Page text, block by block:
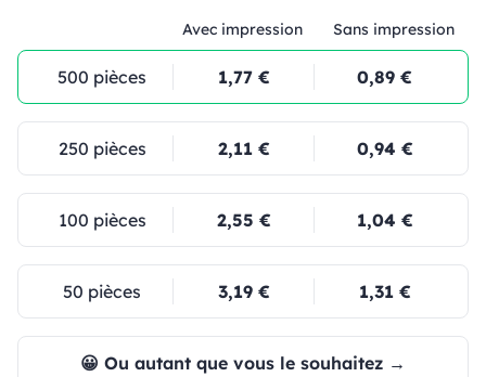
Avec impression Sans impression
500 pièces 1,77 € 0,89 €
250 pièces 2,11 € 0,94 €
100 pièces 2,55 € 1,04 €
50 pièces 3,19 € 1,31 €
😀 Ou autant que vous le souhaitez →